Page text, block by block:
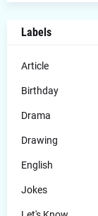
Labels
Article
Birthday
Drama
Drawing
English
Jokes